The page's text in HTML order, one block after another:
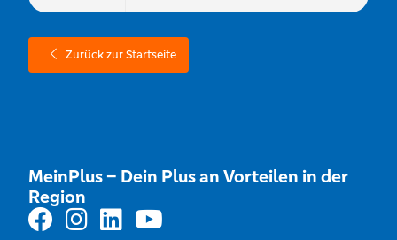
Zurück zur Startseite
MeinPlus – Dein Plus an Vorteilen in der
Region